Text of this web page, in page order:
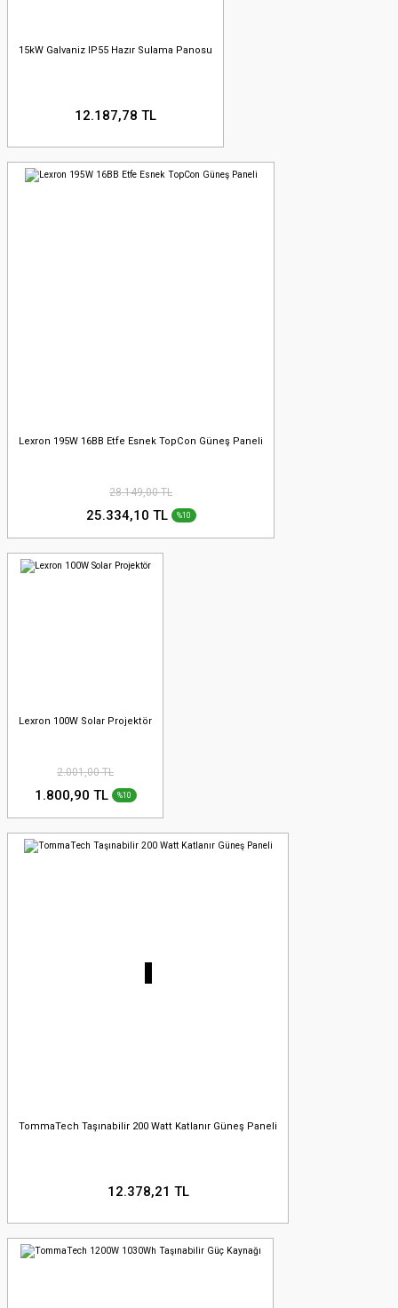
15kW Galvaniz IP55 Hazır Sulama Panosu
12.187,78 TL
Lexron 195W 16BB Etfe Esnek TopCon Güneş Paneli
28.149,00 TL
25.334,10 TL %10
Lexron 100W Solar Projektör
2.001,00 TL
1.800,90 TL %10
TommaTech Taşınabilir 200 Watt Katlanır Güneş Paneli
12.378,21 TL